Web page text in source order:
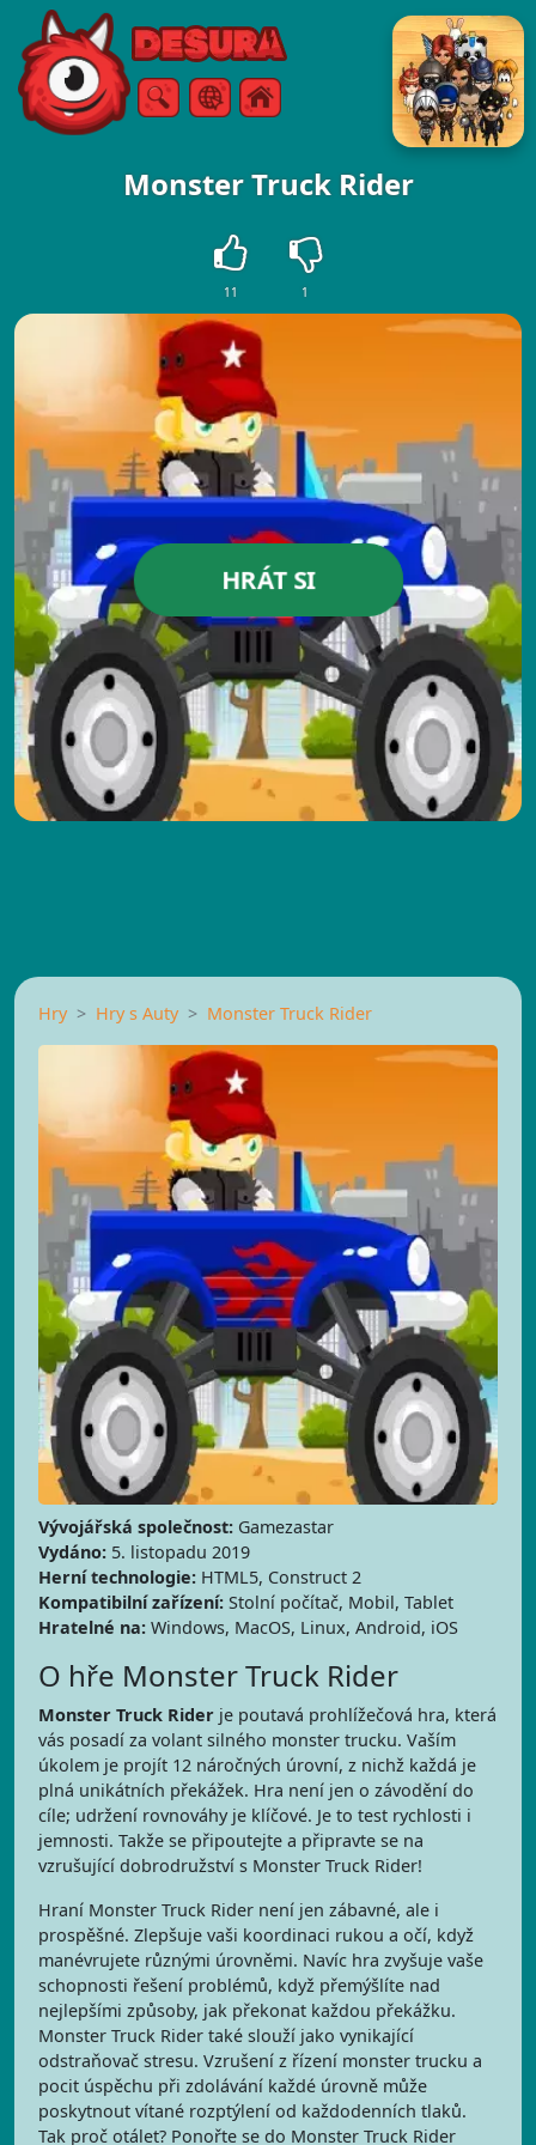
Free Online Games
Vyhledávání
Menu
Monster Truck Rider
11 1
HRÁT SI
Hry Hry s Auty Monster Truck Rider
Vývojářská společnost: Gamezastar
Vydáno: 5. listopadu 2019
Herní technologie: HTML5, Construct 2
Kompatibilní zařízení: Stolní počítač, Mobil, Tablet
Hratelné na: Windows, MacOS, Linux, Android, iOS
O hře Monster Truck Rider
Monster Truck Rider je poutavá prohlížečová hra, která
vás posadí za volant silného monster trucku. Vaším
úkolem je projít 12 náročných úrovní, z nichž každá je
plná unikátních překážek. Hra není jen o závodění do
cíle; udržení rovnováhy je klíčové. Je to test rychlosti i
jemnosti. Takže se připoutejte a připravte se na
vzrušující dobrodružství s Monster Truck Rider!
Hraní Monster Truck Rider není jen zábavné, ale i
prospěšné. Zlepšuje vaši koordinaci rukou a očí, když
manévrujete různými úrovněmi. Navíc hra zvyšuje vaše
schopnosti řešení problémů, když přemýšlíte nad
nejlepšími způsoby, jak překonat každou překážku.
Monster Truck Rider také slouží jako vynikající
odstraňovač stresu. Vzrušení z řízení monster trucku a
pocit úspěchu při zdolávání každé úrovně může
poskytnout vítané rozptýlení od každodenních tlaků.
Tak proč otálet? Ponořte se do Monster Truck Rider